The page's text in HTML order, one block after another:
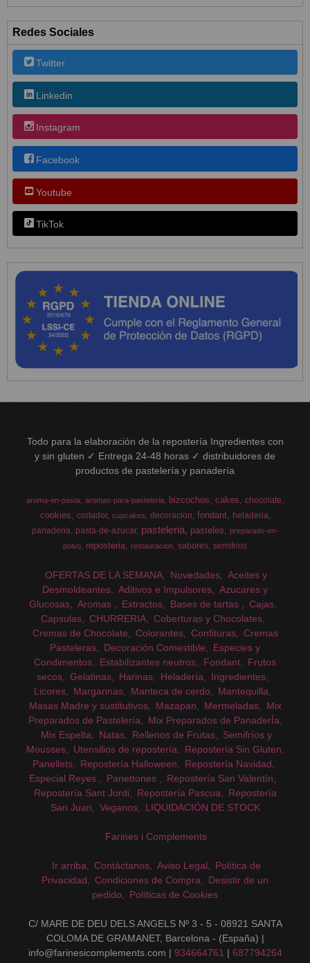
Redes Sociales
Twitter
Linkedin
Instagram
Facebook
Youtube
TikTok
Todo para la elaboración de la repostería Ingredientes con
y sin gluten ✓ Entrega 24-48 horas ✓ distribuidores de
productos de pastelería y panadería
aroma-en-pasta aromas-para-pasteleria bizcochos cakes chocolate
cookies cortador cupcakes decoracion fondant
heladeria
panaderia pasta-de-azucar pasteleria pasteles
preparado-en-
polvo
reposteria restauracion sabores semifrios
OFERTAS DE LA SEMANA Novedades
Aceites y
Desmoldeantes
Aditivos e Impulsores
Azucares y
Glucosas
Aromas Extractos Bases de tartas
Cajas
Capsulas
CHURRERIA
Coberturas y Chocolates
Cremas de Chocolate
Colorantes Confituras
Cremas
Pasteleras
Decoración Comestible
Especies y
Condimentos
Estabilizantes neutros Fondant
Frutos
secos
Gelatinas Harinas Heladería
Ingredientes
Licores
Margarinas Manteca de cerdo
Mantequilla
Masas Madre y sustitutivos
Mazapan Mermeladas
Mix
Preparados de Pastelería
Mix Preparados de PanaderÍa
Mix Espelta
Natas Rellenos de Frutas
Semifríos y
Mousses
Utensilios de repostería
Repostería Sin Gluten
Panellets
Repostería Halloween
Repostería Navidad
Especial Reyes
Panettones
Repostería San Valentín
Repostería Sant Jordi
Repostería Pascua
Repostería
San Juan
Veganos LIQUIDACIÓN DE STOCK
Farines i Complements
Ir arriba Contáctanos Aviso Legal
Política de
Privacidad
Condiciones de Compra
Desistir de un
pedido
Políticas de Cookies
C/ MARE DE DEU DELS ANGELS Nº 3 - 5 - 08921 SANTA
COLOMA DE GRAMANET, Barcelona - (España) |
info@farinesicomplements.com | 934664761 | 687794264